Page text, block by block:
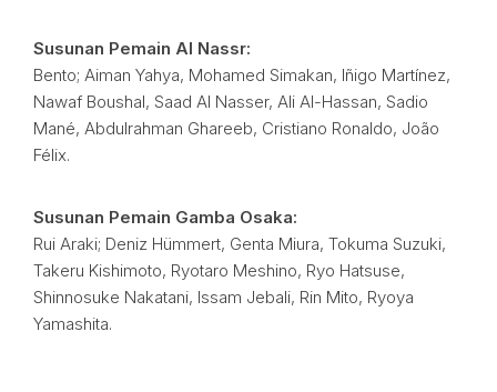
Susunan Pemain Al Nassr:
Bento; Aiman Yahya, Mohamed Simakan, Iñigo Martínez,
Nawaf Boushal, Saad Al Nasser, Ali Al-Hassan, Sadio
Mané, Abdulrahman Ghareeb, Cristiano Ronaldo, João
Félix.
Susunan Pemain Gamba Osaka:
Rui Araki; Deniz Hümmert, Genta Miura, Tokuma Suzuki,
Takeru Kishimoto, Ryotaro Meshino, Ryo Hatsuse,
Shinnosuke Nakatani, Issam Jebali, Rin Mito, Ryoya
Yamashita.